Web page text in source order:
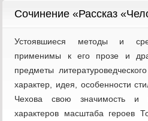
Cочинение «Рассказ
Устоявшиеся методы и
применимы к его прозе и
предметы
характер, идея, особенности
Чехова свою значимость и
характеров масштаба героев